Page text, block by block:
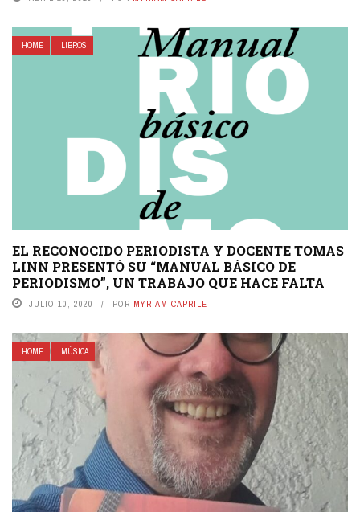
HOME LIBROS
EL RECONOCIDO PERIODISTA Y DOCENTE TOMAS
LINN PRESENTÓ SU “MANUAL BÁSICO DE
PERIODISMO”, UN TRABAJO QUE HACE FALTA
JULIO 10, 2020 POR MYRIAM CAPRILE
HOME MÚSICA